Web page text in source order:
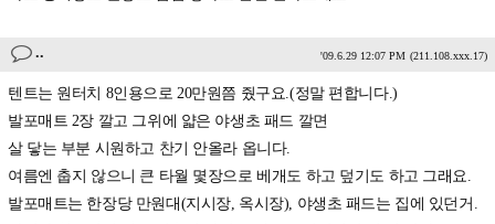
.. '09.6.29 12:07 PM (211.108.xxx.17)
텐트는 원터치 8인용으로 20만원쯤 줬구요.(정말 편합니다.)
발포매트 2장 깔고 그위에 얇은 야생초 패드 깔면
살 닿는 부분 시원하고 찬기 안올라 옵니다.
여름엔 춥지 않으니 큰 타월 몇장으로 베개도 하고 덮기도 하고 그래요.
발포매트는 한장당 만원대(지시장, 옥시장), 야생초 패드는 집에 있던거.